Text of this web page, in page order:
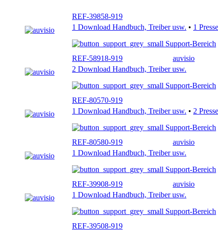
REF-39858-919
1 Download Handbuch, Treiber usw. • 1
Support-Bereich
REF-58918-919
auvisio
2 Download Handbuch, Treiber usw.
Support-Bereich
REF-80570-919
1 Download Handbuch, Treiber usw. • 2
Support-Bereich
REF-80580-919
auvisio
1 Download Handbuch, Treiber usw.
Support-Bereich
REF-39908-919
auvisio
1 Download Handbuch, Treiber usw.
Support-Bereich
REF-39508-919